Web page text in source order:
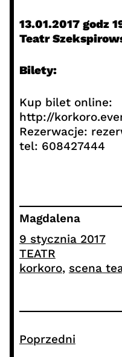
13.01.2017 godz
Teatr
Bilety:
Kup bilet online:
http://
Rezerwacje:
tel: 608427444
Magdalena
9 stycznia 2017
TEATR
korkoro, scena
Poprzedni